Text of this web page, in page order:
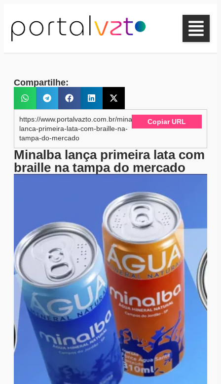
Compartilhe:
https://www.portalvazto.com.br/minalba-
lanca-primeira-lata-com-braille-na-
tampa-do-mercado
Copiar URL
Minalba lança primeira lata com
braille na tampa do mercado